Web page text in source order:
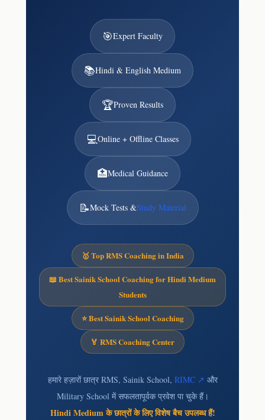
🎯Expert Faculty
📚Hindi & English Medium
🏆Proven Results
💻Online + Offline Classes
🏥Medical Guidance
📝Mock Tests &Study Material
🥇 Top RMS Coaching in India
📖 Best Sainik School Coaching for Hindi Medium
Students
⭐ Best Sainik School Coaching
🏅 RMS Coaching Center
हमारे हज़ारों छात्र RMS, Sainik School, RIMC ↗ और
Military School में सफलतापूर्वक प्रवेश पा चुके हैं।
Hindi Medium के छात्रों के लिए विशेष बैच उपलब्ध हैं!